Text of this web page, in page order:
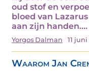
oud stof en
bloed van
aan zijn handen.…
Yorgos Dalman 11
Waarom Jan